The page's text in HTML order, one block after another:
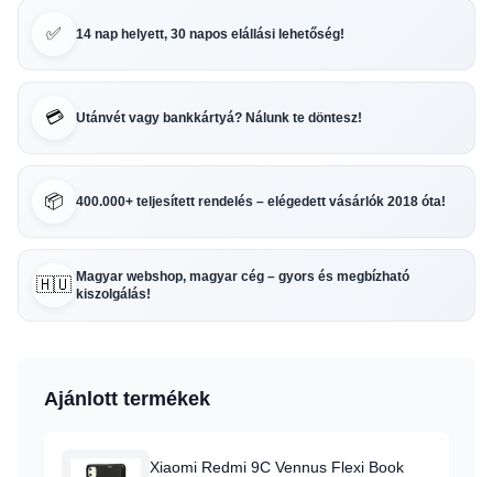
✅ 14 nap helyett, 30 napos elállási lehetőség!
💳 Utánvét vagy bankkártyá? Nálunk te döntesz!
📦 400.000+ teljesített rendelés – elégedett vásárlók 2018 óta!
🇭🇺 Magyar webshop, magyar cég – gyors és megbízható
kiszolgálás!
Ajánlott termékek
Xiaomi Redmi 9C Vennus Flexi Book